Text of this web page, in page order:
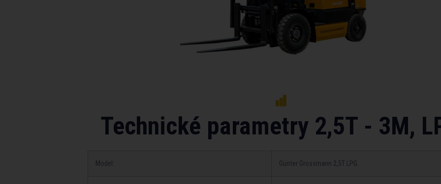
Technické parametry 2,5T - 3M,
Model: Günter Grossmann 2,5T LPG